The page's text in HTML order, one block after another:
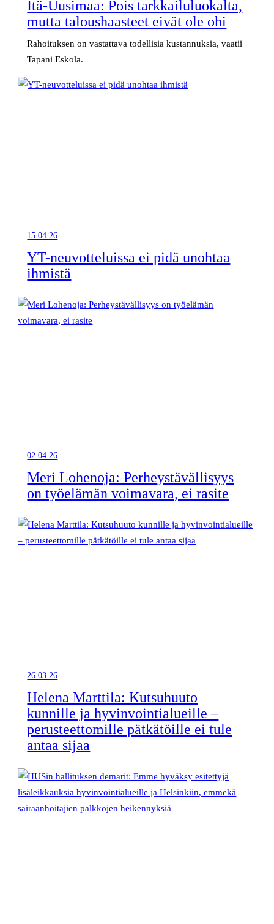
Itä-Uusimaa: Pois tarkkailuluokalta,
mutta taloushaasteet eivät ole ohi
Rahoituksen on vastattava todellisia kustannuksia, vaatii
Tapani Eskola.
15.04.26
YT-neuvotteluissa ei pidä unohtaa
ihmistä
02.04.26
Meri Lohenoja: Perheystävällisyys
on työelämän voimavara, ei rasite
26.03.26
Helena Marttila: Kutsuhuuto
kunnille ja hyvinvointialueille –
perusteettomille pätkätöille ei tule
antaa sijaa